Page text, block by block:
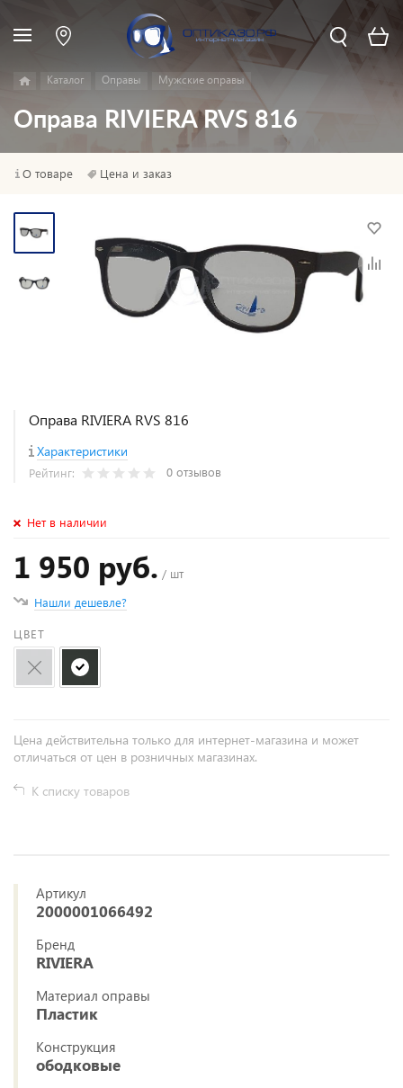
Каталог Оправы Мужские оправы
Оправа RIVIERA RVS 816
О товаре Цена и заказ
Оправа RIVIERA RVS 816
Характеристики
Рейтинг: 0 отзывов
Нет в наличии
1 950 руб. / шт
Нашли дешевле?
ЦВЕТ
Цена действительна только для интернет-магазина и может
отличаться от цен в розничных магазинах.
К списку товаров
Артикул
2000001066492
Бренд
RIVIERA
Материал оправы
Пластик
Конструкция
ободковые